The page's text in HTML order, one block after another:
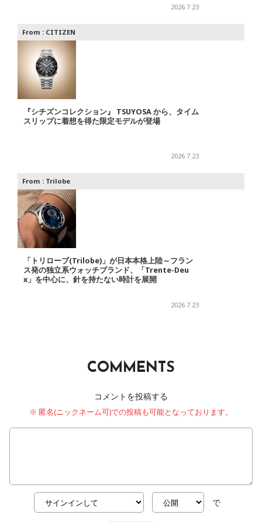
2026.7.23
From : CITIZEN
『シチズンコレクション』 TSUYOSA から、タイム
スリップに着想を得た限定モデルが登場
2026.7.23
From : Trilobe
「トリローブ(Trilobe)」が日本本格上陸～フラン
ス発の独立系ウォッチブランド、「Trente-Deu
x」を中心に、針を持たない時計を展開
2026.7.23
COMMENTS
コメントを投稿する
※ 匿名(ニックネーム可)での投稿も可能となっております。
で